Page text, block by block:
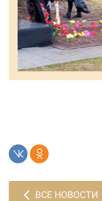
ВСЕ НОВОСТИ